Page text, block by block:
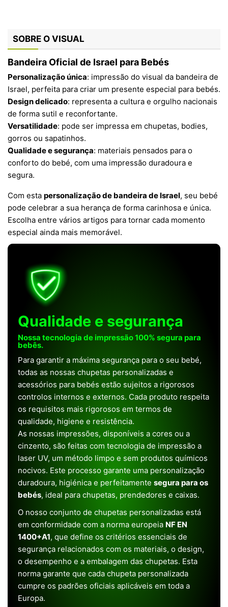
SOBRE O VISUAL
Bandeira Oficial de Israel para Bebés
Personalização única: impressão do visual da bandeira de
Israel, perfeita para criar um presente especial para bebés.
Design delicado: representa a cultura e orgulho nacionais
de forma sutil e reconfortante.
Versatilidade: pode ser impressa em chupetas, bodies,
gorros ou sapatinhos.
Qualidade e segurança: materiais pensados para o
conforto do bebé, com uma impressão duradoura e
segura.
Com esta personalização de bandeira de Israel, seu bebé
pode celebrar a sua herança de forma carinhosa e única.
Escolha entre vários artigos para tornar cada momento
especial ainda mais memorável.
Qualidade e segurança
Nossa tecnologia de impressão 100% segura para
bebês.
Para garantir a máxima segurança para o seu bebé,
todas as nossas chupetas personalizadas e
acessórios para bebés estão sujeitos a rigorosos
controlos internos e externos. Cada produto respeita
os requisitos mais rigorosos em termos de
qualidade, higiene e resistência.
As nossas impressões, disponíveis a cores ou a
cinzento, são feitas com tecnologia de impressão a
laser UV, um método limpo e sem produtos químicos
nocivos. Este processo garante uma personalização
duradoura, higiénica e perfeitamente segura para os
bebés, ideal para chupetas, prendedores e caixas.
O nosso conjunto de chupetas personalizadas está
em conformidade com a norma europeia NF EN
1400+A1, que define os critérios essenciais de
segurança relacionados com os materiais, o design,
o desempenho e a embalagem das chupetas. Esta
norma garante que cada chupeta personalizada
cumpre os padrões oficiais aplicáveis em toda a
Europa.